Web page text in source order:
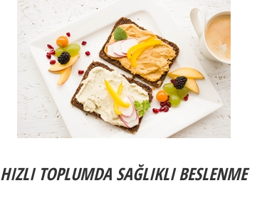
HIZLI TOPLUMDA SAĞLIKLI BESLENME